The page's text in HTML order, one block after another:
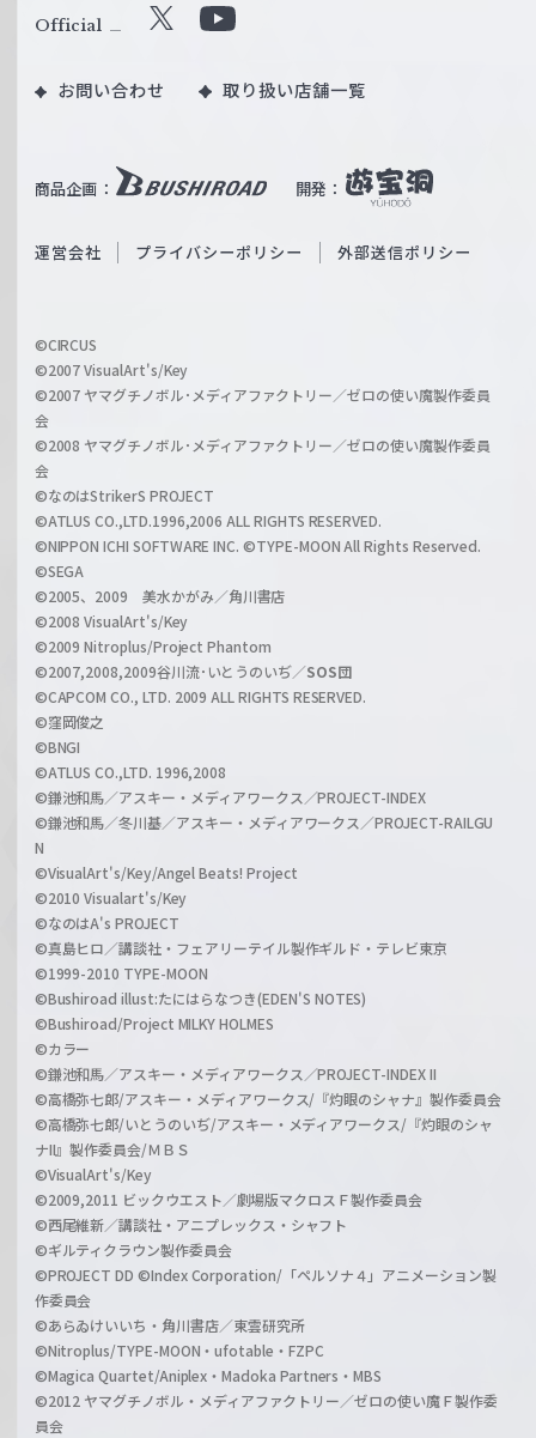
ル
W
ß
c
a
r
z
商品企画： 開発：
Official X
u
b
O
i
l
h
a
n
l
お問い合わせ 取り扱い店舗一覧
運営会社 プライバシーポリシー 外部送信ポリシー
©CIRCUS
©2007 VisualArt's/Key
©2007 ヤマグチノボル･メディアファクトリー／ゼロの使い魔製作委員
会
©2008 ヤマグチノボル･メディアファクトリー／ゼロの使い魔製作委員
会
©なのはStrikerS PROJECT
©ATLUS CO.,LTD.1996,2006 ALL RIGHTS RESERVED.
©NIPPON ICHI SOFTWARE INC. ©TYPE-MOON All Rights Reserved.
©SEGA
©2005、2009 美水かがみ／角川書店
©2008 VisualArt's/Key
©2009 Nitroplus/Project Phantom
©2007,2008,2009谷川流･いとうのいぢ／SOS団
©CAPCOM CO., LTD. 2009 ALL RIGHTS RESERVED.
©窪岡俊之
©BNGI
©ATLUS CO.,LTD. 1996,2008
©鎌池和馬／アスキー・メディアワークス／PROJECT-INDEX
©鎌池和馬／冬川基／アスキー・メディアワークス／PROJECT-RAILGU
N
©VisualArt's/Key/Angel Beats! Project
©2010 Visualart's/Key
©なのはA's PROJECT
©真島ヒロ／講談社・フェアリーテイル製作ギルド・テレビ東京
©1999-2010 TYPE-MOON
©Bushiroad illust:たにはらなつき(EDEN'S NOTES)
©Bushiroad/Project MILKY HOLMES
©カラー
©鎌池和馬／アスキー・メディアワークス／PROJECT-INDEX II
©高橋弥七郎/アスキー・メディアワークス/『灼眼のシャナ』製作委員会
©高橋弥七郎/いとうのいぢ/アスキー・メディアワークス/『灼眼のシャ
ナII』製作委員会/ＭＢＳ
©VisualArt's/Key
©2009,2011 ビックウエスト／劇場版マクロスＦ製作委員会
©西尾維新／講談社・アニプレックス・シャフト
©ギルティクラウン製作委員会
©PROJECT DD ©Index Corporation/「ペルソナ４」アニメーション製
作委員会
©あらゐけいいち・角川書店／東雲研究所
©Nitroplus/TYPE-MOON・ufotable・FZPC
©Magica Quartet/Aniplex・Madoka Partners・MBS
©2012 ヤマグチノボル・メディアファクトリー／ゼロの使い魔Ｆ製作委
員会